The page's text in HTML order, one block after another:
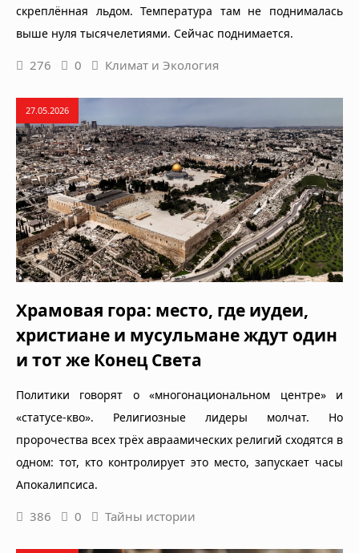
скреплённая льдом. Температура там не поднималась
выше нуля тысячелетиями. Сейчас поднимается.
276 0 Климат и Экология
27.05.2026
Храмовая гора: место, где иудеи,
христиане и мусульмане ждут один
и тот же Конец Света
Политики говорят о «многонациональном центре» и
«статусе-кво». Религиозные лидеры молчат. Но
пророчества всех трёх авраамических религий сходятся в
одном: тот, кто контролирует это место, запускает часы
Апокалипсиса.
386 0 Тайны истории